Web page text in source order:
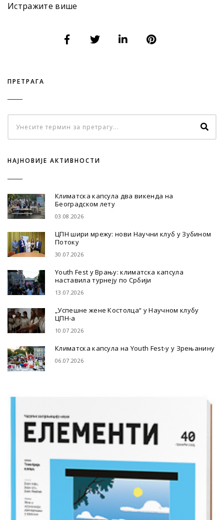
Истражите више
ПРЕТРАГА
НАЈНОВИЈЕ АКТИВНОСТИ
Климатска капсула два викенда на
Београдском лету
03.08.2026
ЦПН шири мрежу: нови Научни клуб у Зубином
Потоку
30.07.2026
Youth Fest у Врању: климатска капсула
наставила турнеју по Србији
13.07.2026
„Успешне жене Костолца“ у Научном клубу
ЦПН-а
10.07.2026
Климатска капсула на Youth Fest-у у Зрењанину
06.07.2026